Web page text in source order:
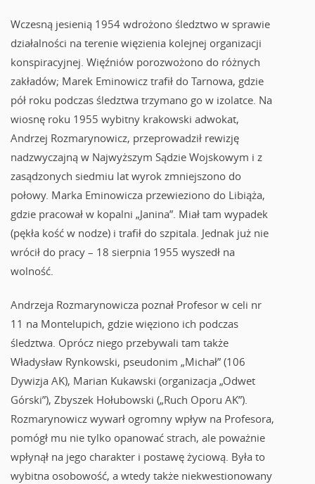
Wczesną jesienią 1954 wdrożono śledztwo w sprawie
działalności na terenie więzienia kolejnej organizacji
konspiracyjnej. Więźniów porozwożono do różnych
zakładów; Marek Eminowicz trafił do Tarnowa, gdzie
pół roku podczas śledztwa trzymano go w izolatce. Na
wiosnę roku 1955 wybitny krakowski adwokat,
Andrzej Rozmarynowicz, przeprowadził rewizję
nadzwyczajną w Najwyższym Sądzie Wojskowym i z
zasądzonych siedmiu lat wyrok zmniejszono do
połowy. Marka Eminowicza przewieziono do Libiąża,
gdzie pracował w kopalni „Janina”. Miał tam wypadek
(pękła kość w nodze) i trafił do szpitala. Jednak już nie
wrócił do pracy – 18 sierpnia 1955 wyszedł na
wolność.
Andrzeja Rozmarynowicza poznał Profesor w celi nr
11 na Montelupich, gdzie więziono ich podczas
śledztwa. Oprócz niego przebywali tam także
Władysław Rynkowski, pseudonim „Michał” (106
Dywizja AK), Marian Kukawski (organizacja „Odwet
Górski”), Zbyszek Hołubowski („Ruch Oporu AK”).
Rozmarynowicz wywarł ogromny wpływ na Profesora,
pomógł mu nie tylko opanować strach, ale poważnie
wpłynął na jego charakter i postawę życiową. Była to
wybitna osobowość, a wtedy także niekwestionowany